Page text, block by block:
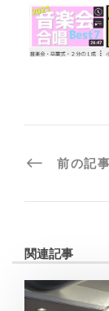
前の記事
関連記事